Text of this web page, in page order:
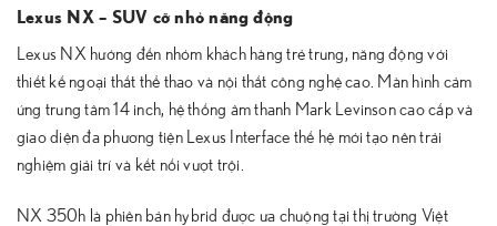
Lexus NX – SUV cỡ nhỏ năng động
Lexus NX hướng đến nhóm khách hàng trẻ trung, năng động với
thiết kế ngoại thất thể thao và nội thất công nghệ cao. Màn hình cảm
ứng trung tâm 14 inch, hệ thống âm thanh Mark Levinson cao cấp và
giao diện đa phương tiện Lexus Interface thế hệ mới tạo nên trải
nghiệm giải trí và kết nối vượt trội.
NX 350h là phiên bản hybrid được ưa chuộng tại thị trường Việt